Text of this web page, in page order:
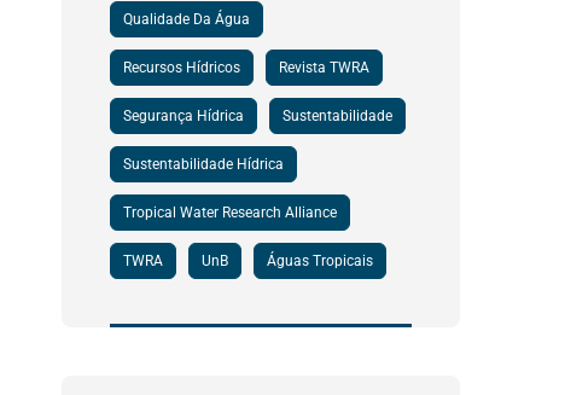
Qualidade Da Água
Recursos Hídricos Revista TWRA
Segurança Hídrica Sustentabilidade
Sustentabilidade Hídrica
Tropical Water Research Alliance
TWRA UnB Águas Tropicais